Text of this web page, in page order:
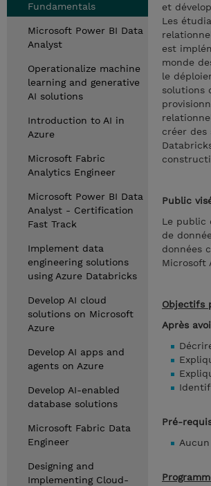
Fundamentals
Microsoft Power BI Data
Analyst
Operationalize machine
learning and generative
AI solutions
Introduction to AI in
Azure
Microsoft Fabric
Analytics Engineer
Microsoft Power BI Data
Analyst - Certification
Fast Track
Implement data
engineering solutions
using Azure Databricks
Develop AI cloud
solutions on Microsoft
Azure
Develop AI apps and
agents on Azure
Develop AI-enabled
database solutions
Microsoft Fabric Data
Engineer
Designing and
Implementing Cloud-
et
Les
est
monde
le
solutions
créer des
Public
Le public
de
données
Microsoft
Objectifs
Après
Pré-